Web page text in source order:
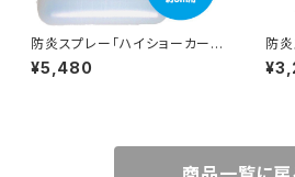
防炎スプレー「ハイショーカー」
（防炎加工剤）1kg詰め替え用液
（約5㎡用）
¥5,480
防炎
（防
（約